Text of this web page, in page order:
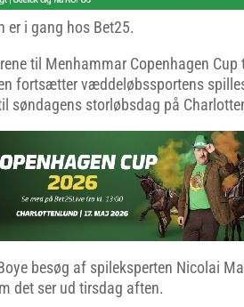
er i gang hos Bet25.
til Menhammar Copenhagen Cup
fortsætter væddeløbssportens
søndagens storløbsdag på
besøg af spileksperten Nicolai
det ser ud tirsdag aften.